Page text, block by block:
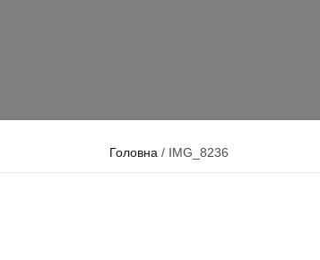
Головна / IMG_8236